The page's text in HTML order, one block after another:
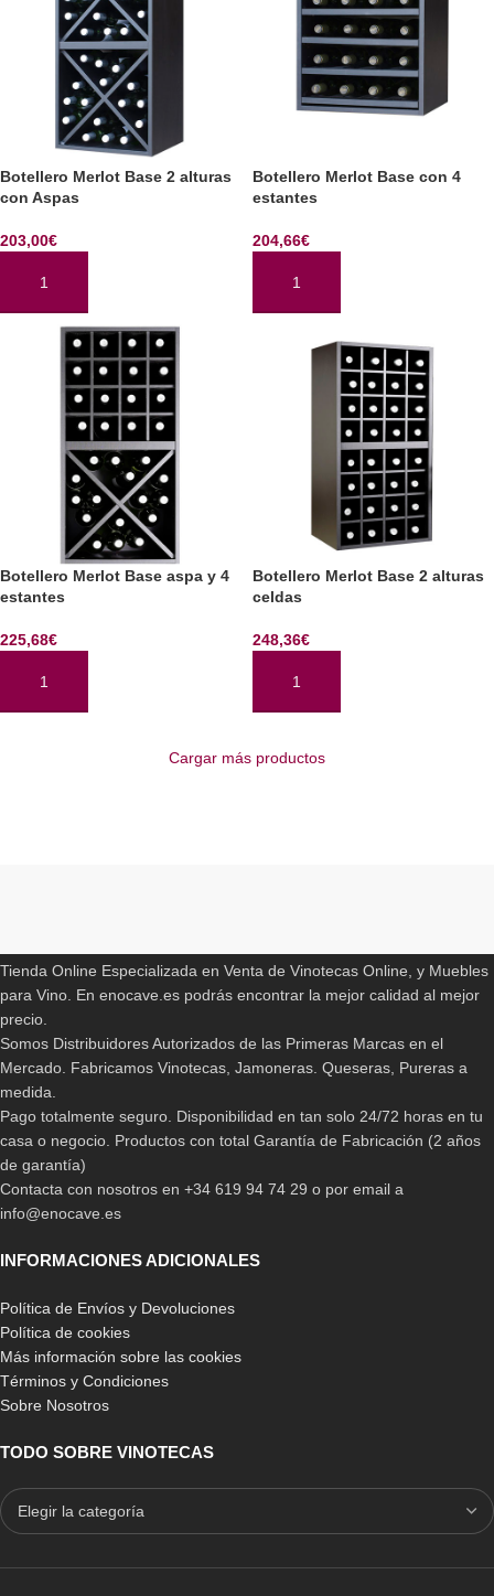
Botellero Merlot Base 2 alturas
con Aspas
203,00€
AÑADIR AL CARRITO
Botellero Merlot Base con 4
estantes
204,66€
AÑADIR AL CARRITO
Botellero Merlot Base aspa y 4
estantes
225,68€
AÑADIR AL CARRITO
Botellero Merlot Base 2 alturas
celdas
248,36€
AÑADIR AL CARRITO
Cargar más productos
Tienda Online Especializada en Venta de Vinotecas Online, y Muebles
para Vino. En enocave.es podrás encontrar la mejor calidad al mejor
precio.
Somos Distribuidores Autorizados de las Primeras Marcas en el
Mercado. Fabricamos Vinotecas, Jamoneras. Queseras, Pureras a
medida.
Pago totalmente seguro. Disponibilidad en tan solo 24/72 horas en tu
casa o negocio. Productos con total Garantía de Fabricación (2 años
de garantía)
Contacta con nosotros en +34 619 94 74 29 o por email a
info@enocave.es
INFORMACIONES ADICIONALES
Política de Envíos y Devoluciones
Política de cookies
Más información sobre las cookies
Términos y Condiciones
Sobre Nosotros
TODO SOBRE VINOTECAS